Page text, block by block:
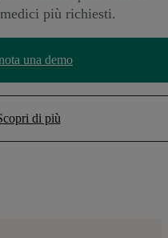
più richiesti.
una demo
di più